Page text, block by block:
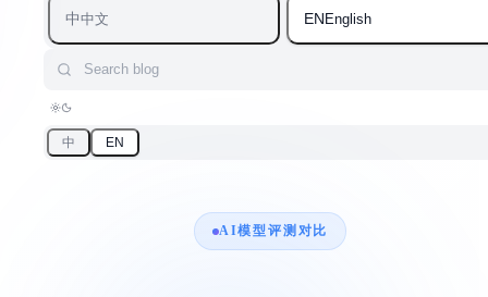
中中文 ENEnglish
Search blog
中 EN
AI模型评测对比